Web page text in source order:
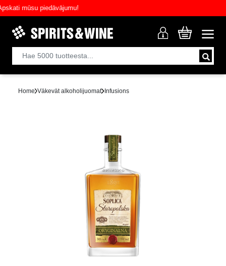
mūsu piedāvājumu!
Home Väkevät alkoholijuomat Infusions